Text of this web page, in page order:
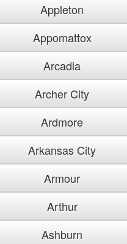
Appleton
Appomattox
Arcadia
Archer City
Ardmore
Arkansas City
Armour
Arthur
Ashburn